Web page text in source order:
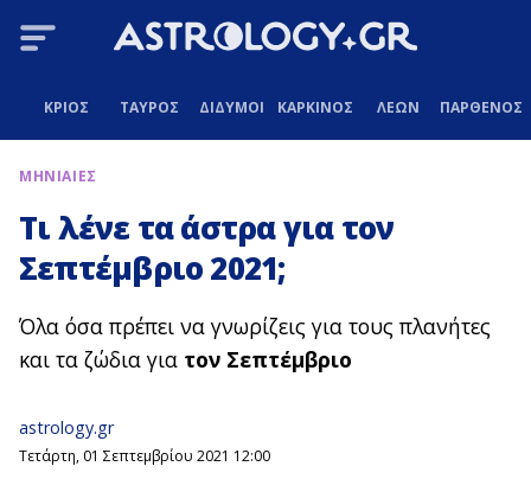
ΚΡΙΟΣ ΤΑΥΡΟΣ ΔΙΔΥΜΟΙ ΚΑΡΚΙΝΟΣ ΛΕΩΝ ΠΑΡΘΕΝΟΣ
ΜΗΝΙΑΙΕΣ
Τι λένε τα άστρα για τον
Σεπτέμβριο 2021;
Όλα όσα πρέπει να γνωρίζεις για τους πλανήτες
και τα ζώδια για τον Σεπτέμβριο
astrology.gr
Τετάρτη, 01 Σεπτεμβρίου 2021 12:00